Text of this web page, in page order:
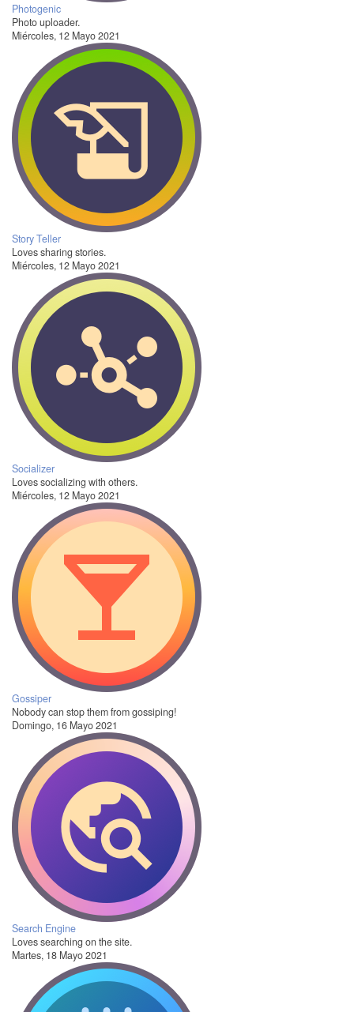
Photogenic
Photo uploader.
Miércoles, 12 Mayo 2021
Story Teller
Loves sharing stories.
Miércoles, 12 Mayo 2021
Socializer
Loves socializing with others.
Miércoles, 12 Mayo 2021
Gossiper
Nobody can stop them from gossiping!
Domingo, 16 Mayo 2021
Search Engine
Loves searching on the site.
Martes, 18 Mayo 2021